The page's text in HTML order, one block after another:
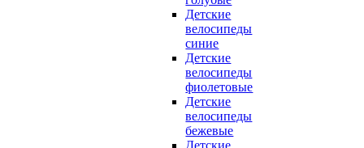
Детские
велосипеды
синие
Детские
велосипеды
фиолетовые
Детские
велосипеды
бежевые
Детские